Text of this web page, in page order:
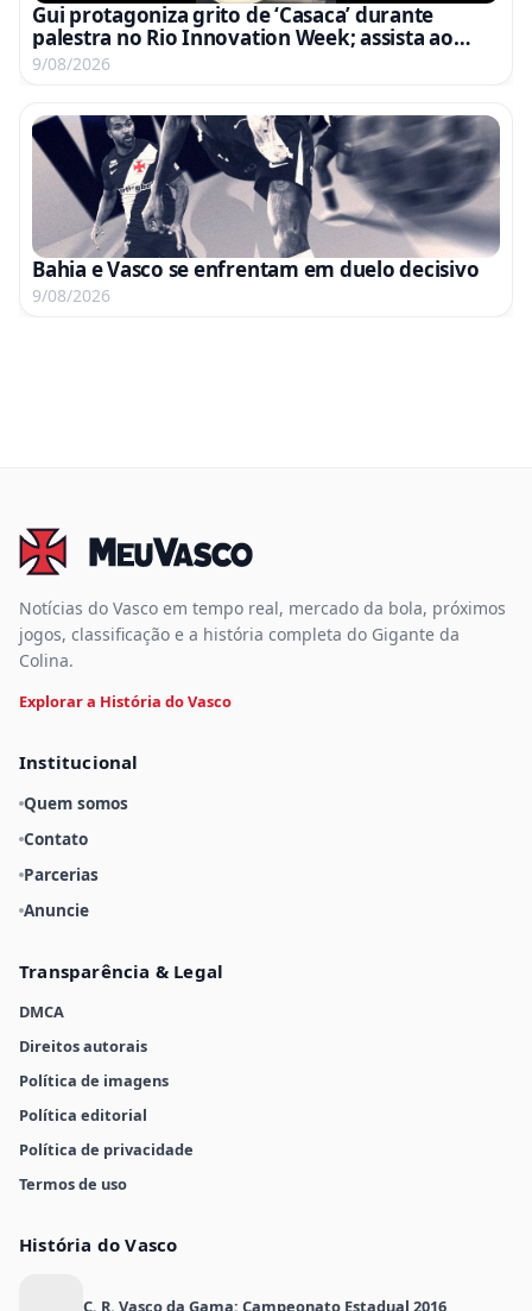
Gui protagoniza grito de ‘Casaca’ durante
palestra no Rio Innovation Week; assista ao
vídeo
9/08/2026
Bahia e Vasco se enfrentam em duelo decisivo
9/08/2026
Notícias do Vasco em tempo real, mercado da bola, próximos
jogos, classificação e a história completa do Gigante da
Colina.
Explorar a História do Vasco
Institucional
Quem somos
Contato
Parcerias
Anuncie
Transparência & Legal
DMCA
Direitos autorais
Política de imagens
Política editorial
Política de privacidade
Termos de uso
História do Vasco
C. R. Vasco da Gama: Campeonato Estadual 2016